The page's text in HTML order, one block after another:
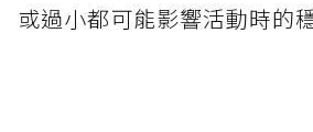
或過小都可能影響活動時的